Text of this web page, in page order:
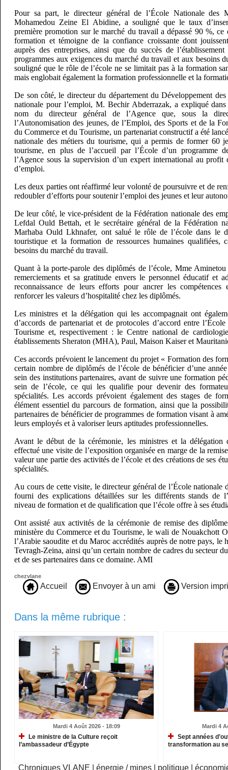
Pour sa part, le directeur général de l’École Nationale des
Mohamedou Zeine El Abidine, a souligné que le taux
première promotion sur le marché du travail a dépassé 90 %,
formation et témoigne de la confiance croissante dont
auprès des entreprises, ainsi que du succès de
programmes aux exigences du marché du travail et aux besoins
souligné que le rôle de l’école ne se limitait pas à la formation
mais englobait également la formation professionnelle et la
De son côté, le directeur du département du Développement des
nationale pour l’emploi, M. Bechir Abderrazak, a expliqué
nom du directeur général de l’Agence que, sous la
l’Autonomisation des jeunes, de l’Emploi, des Sports et de la
du Commerce et du Tourisme, un partenariat constructif a été
nationale des métiers du tourisme, qui a permis de former 60
tourisme, en plus de l’accueil par l’École d’un programme
l’Agence sous la supervision d’un expert international au profit
d’emploi.
Les deux parties ont réaffirmé leur volonté de poursuivre et de
redoubler d’efforts pour soutenir l’emploi des jeunes et leur
De leur côté, le vice-président de la Fédération nationale des
Lefdal Ould Bettah, et le secrétaire général de la Fédération
Marhaba Ould Lkhnafer, ont salué le rôle de l’école dans le
touristique et la formation de ressources humaines qualifiées,
besoins du marché du travail.
Quant à la porte-parole des diplômés de l’école, Mme
remerciements et sa gratitude envers le personnel éducatif et
reconnaissance de leurs efforts pour ancrer les
renforcer les valeurs d’hospitalité chez les diplômés.
Les ministres et la délégation qui les accompagnait ont
d’accords de partenariat et de protocoles d’accord entre
Tourisme et, respectivement : le Centre national de
établissements Sheraton (MHA), Paul, Maison Kaiser et
Ces accords prévoient le lancement du projet « Formation des
certain nombre de diplômés de l’école de bénéficier d’une
sein des institutions partenaires, avant de suivre une formation
sein de l’école, ce qui les qualifie pour devenir des
spécialités. Les accords prévoient également des stages de
élément essentiel du parcours de formation, ainsi que la
partenaires de bénéficier de programmes de formation visant à
leurs employés et à valoriser leurs aptitudes professionnelles.
Avant le début de la cérémonie, les ministres et la délégation
effectué une visite de l’exposition organisée en marge de la
valeur une partie des activités de l’école et des créations de ses
spécialités.
Au cours de cette visite, le directeur général de l’École nationale
fourni des explications détaillées sur les différents stands de
niveau de formation et de qualification que l’école offre à ses
Ont assisté aux activités de la cérémonie de remise des
ministère du Commerce et du Tourisme, le wali de Nouakchott
l’Arabie saoudite et du Maroc accrédités auprès de notre pays, le
Tevragh-Zeina, ainsi qu’un certain nombre de cadres du secteur
et de ses partenaires dans ce domaine. AMI
chezvlane
Accueil Envoyer à un ami Version
Dans la même rubrique :
Mardi 4 Août 2026 - 18:09
Le ministre de la Culture reçoit
l’ambassadeur d’Égypte
Mardi 4
Sept années
transformation au
Chroniques VLANE énergie / mines politique